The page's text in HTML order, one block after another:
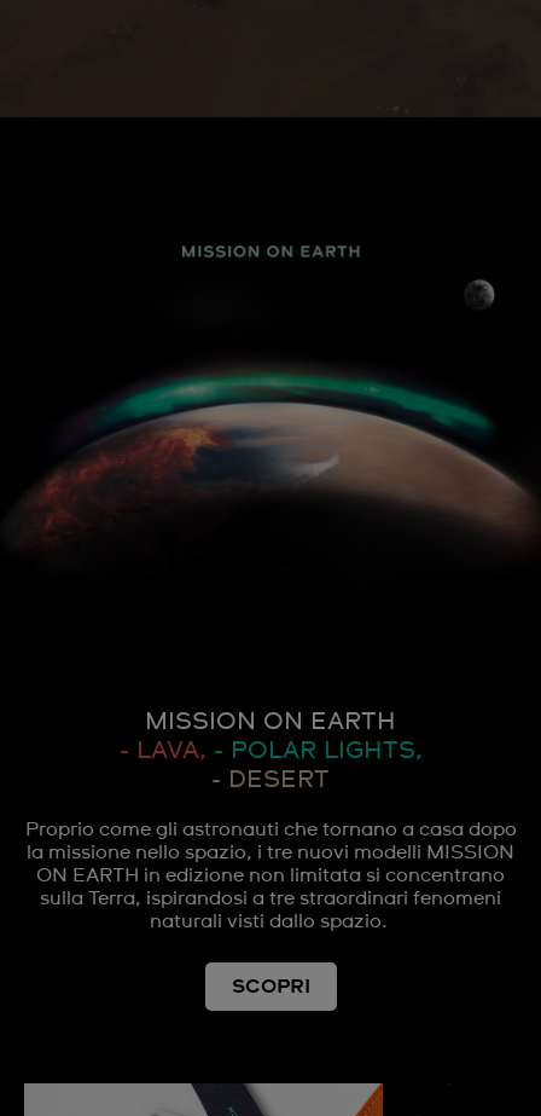
MISSION ON EARTH
- LAVA, - POLAR LIGHTS,
- DESERT
Proprio come gli astronauti che tornano a casa dopo
la missione nello spazio, i tre nuovi modelli MISSION
ON EARTH in edizione non limitata si concentrano
sulla Terra, ispirandosi a tre straordinari fenomeni
naturali visti dallo spazio.
SCOPRI